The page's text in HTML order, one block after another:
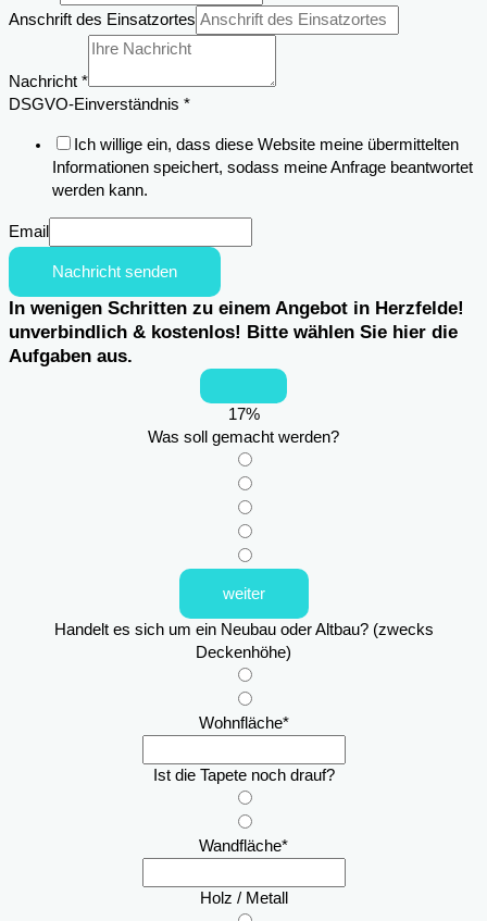
Anschrift des Einsatzortes
Nachricht *
DSGVO-Einverständnis *
Ich willige ein, dass diese Website meine übermittelten
Informationen speichert, sodass meine Anfrage beantwortet
werden kann.
Email
Nachricht senden
In wenigen Schritten zu einem Angebot in Herzfelde!
unverbindlich & kostenlos! Bitte wählen Sie hier die
Aufgaben aus.
17%
Was soll gemacht werden?
weiter
Handelt es sich um ein Neubau oder Altbau? (zwecks
Deckenhöhe)
Wohnfläche*
Ist die Tapete noch drauf?
Wandfläche*
Holz / Metall